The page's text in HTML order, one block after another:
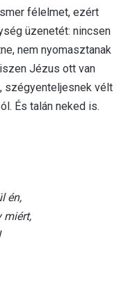
félelmet, ezért
üzenetét: nincsen
nem nyomasztanak
Jézus ott van
szégyenteljesnek vélt
És talán neked is.
én,
miért,